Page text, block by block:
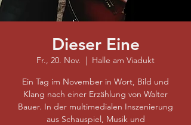
Dieser Eine
Fr., 20. Nov.
  |
Halle am Viadukt
Ein Tag im November in Wort, Bild und
Klang nach einer Erzählung von Walter
Bauer. In der multimedialen Inszenierung
aus Schauspiel, Musik und